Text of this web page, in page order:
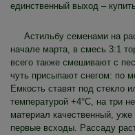
единственный выход –
Астильбу семенами на
начале марта, в смесь 3:1
всего также смешивают с
чуть присыпают снегом: по
Емкость ставят под стекло
температурой +4°C, на три
материал качественный,
первые всходы. Рассаду